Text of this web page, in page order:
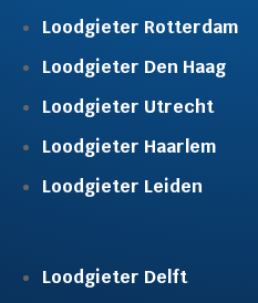
Loodgieter Rotterdam
Loodgieter Den Haag
Loodgieter Utrecht
Loodgieter Haarlem
Loodgieter Leiden
Loodgieter Delft